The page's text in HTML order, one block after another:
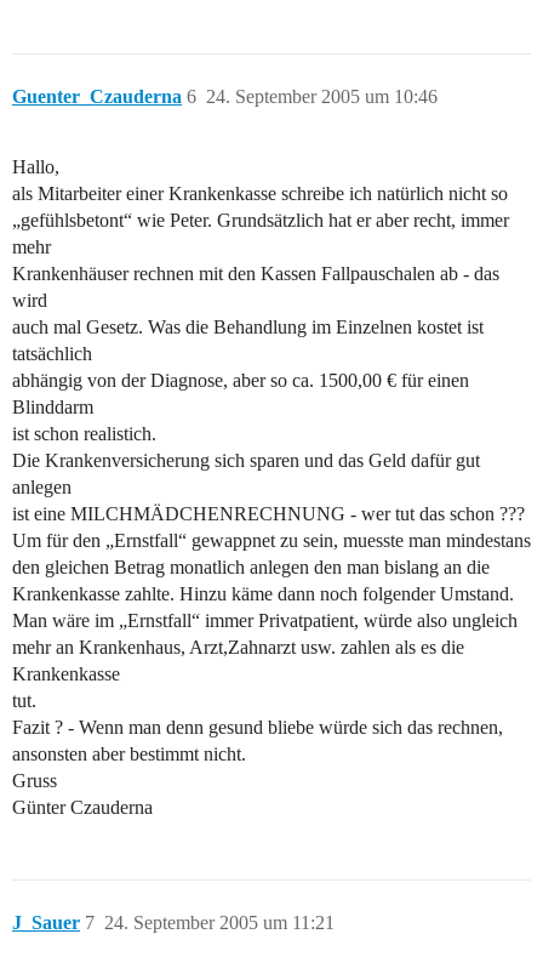
Guenter_Czauderna 24. September 2005 um 10:46
6
Hallo,
als Mitarbeiter einer Krankenkasse schreibe ich natürlich nicht so
„gefühlsbetont“ wie Peter. Grundsätzlich hat er aber recht, immer
mehr
Krankenhäuser rechnen mit den Kassen Fallpauschalen ab - das
wird
auch mal Gesetz. Was die Behandlung im Einzelnen kostet ist
tatsächlich
abhängig von der Diagnose, aber so ca. 1500,00 € für einen
Blinddarm
ist schon realistich.
Die Krankenversicherung sich sparen und das Geld dafür gut
anlegen
ist eine MILCHMÄDCHENRECHNUNG - wer tut das schon ???
Um für den „Ernstfall“ gewappnet zu sein, muesste man mindestans
den gleichen Betrag monatlich anlegen den man bislang an die
Krankenkasse zahlte. Hinzu käme dann noch folgender Umstand.
Man wäre im „Ernstfall“ immer Privatpatient, würde also ungleich
mehr an Krankenhaus, Arzt,Zahnarzt usw. zahlen als es die
Krankenkasse
tut.
Fazit ? - Wenn man denn gesund bliebe würde sich das rechnen,
ansonsten aber bestimmt nicht.
Gruss
Günter Czauderna
J_Sauer 24. September 2005 um 11:21
7